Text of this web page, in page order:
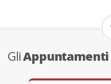
GliAppuntamenti